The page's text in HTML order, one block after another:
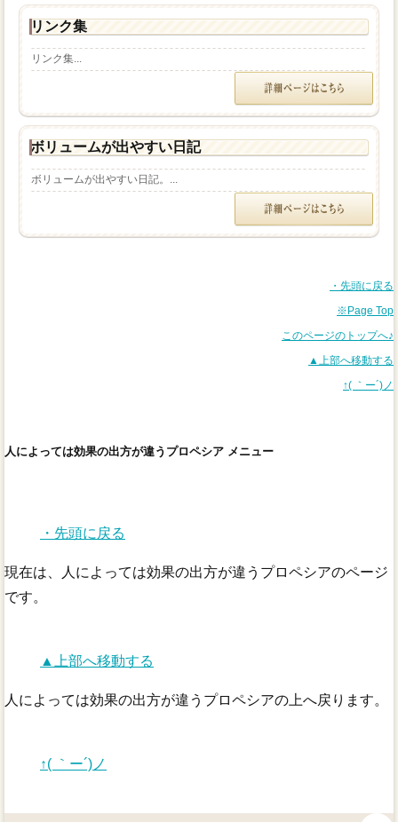
リンク集
リンク集...
ボリュームが出やすい日記
ボリュームが出やすい日記。...
・先頭に戻る
※Page Top
このページのトップへ♪
▲上部へ移動する
↑( ｀ー´)ノ
人によっては効果の出方が違うプロペシア メニュー
・先頭に戻る
現在は、人によっては効果の出方が違うプロペシアのページ
です。
▲上部へ移動する
人によっては効果の出方が違うプロペシアの上へ戻ります。
↑( ｀ー´)ノ